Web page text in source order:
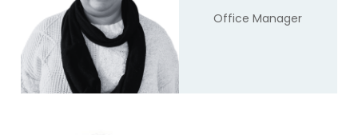
Office Manager